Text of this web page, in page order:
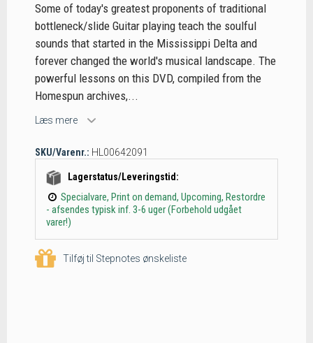
Some of today's greatest proponents of traditional
bottleneck/slide Guitar playing teach the soulful
sounds that started in the Mississippi Delta and
forever changed the world's musical landscape. The
powerful lessons on this DVD, compiled from the
Homespun archives,...
Læs mere
SKU/Varenr.: HL00642091
Lagerstatus/Leveringstid:
Specialvare, Print on demand, Upcoming, Restordre
- afsendes typisk inf. 3-6 uger (Forbehold udgået
varer!)
Tilføj til Stepnotes ønskeliste